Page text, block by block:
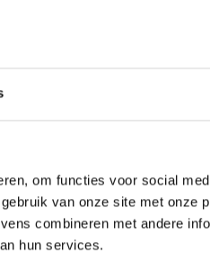
om functies voor social
van onze site met onze
combineren met andere
hun services.
2